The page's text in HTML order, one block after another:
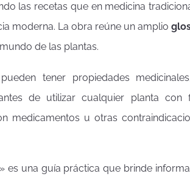
las recetas que en medicina
moderna. La obra reúne un amplio
de las plantas.
tener propiedades
de utilizar cualquier planta con
medicamentos u otras
es una guía práctica que brinde